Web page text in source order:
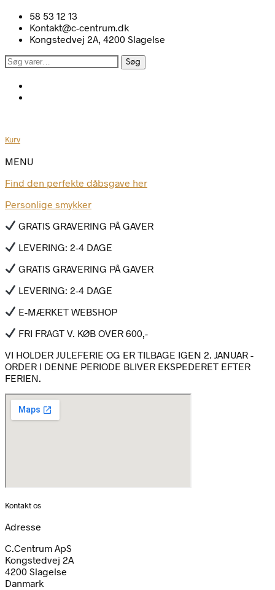
58 53 12 13
Kontakt@c-centrum.dk
Kongstedvej 2A, 4200 Slagelse
Søg
Søg
Kurv
MENU
Find den perfekte dåbsgave her
Personlige smykker
GRATIS GRAVERING PÅ GAVER
LEVERING: 2-4 DAGE
GRATIS GRAVERING PÅ GAVER
LEVERING: 2-4 DAGE
E-MÆRKET WEBSHOP
FRI FRAGT V. KØB OVER 600,-
VI HOLDER JULEFERIE OG ER TILBAGE IGEN 2. JANUAR -
ORDER I DENNE PERIODE BLIVER EKSPEDERET EFTER
FERIEN.
Kontakt os
Adresse
C.Centrum ApS
Kongstedvej 2A
4200 Slagelse
Danmark